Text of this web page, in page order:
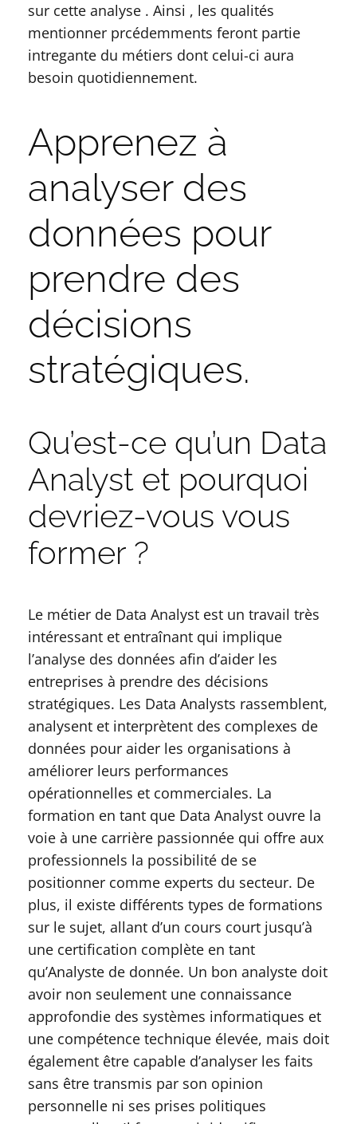
sur cette analyse . Ainsi , les qualités
mentionner prcédemments feront partie
intregante du métiers dont celui-ci aura
besoin quotidiennement.
Apprenez à
analyser des
données pour
prendre des
décisions
stratégiques.
Qu’est-ce qu’un Data
Analyst et pourquoi
devriez-vous vous
former ?
Le métier de Data Analyst est un travail très
intéressant et entraînant qui implique
l’analyse des données afin d’aider les
entreprises à prendre des décisions
stratégiques. Les Data Analysts rassemblent,
analysent et interprètent des complexes de
données pour aider les organisations à
améliorer leurs performances
opérationnelles et commerciales. La
formation en tant que Data Analyst ouvre la
voie à une carrière passionnée qui offre aux
professionnels la possibilité de se
positionner comme experts du secteur. De
plus, il existe différents types de formations
sur le sujet, allant d’un cours court jusqu’à
une certification complète en tant
qu’Analyste de donnée. Un bon analyste doit
avoir non seulement une connaissance
approfondie des systèmes informatiques et
une compétence technique élevée, mais doit
également être capable d’analyser les faits
sans être transmis par son opinion
personnelle ni ses prises politiques